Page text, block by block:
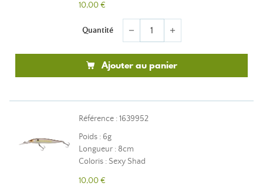
10,00 €
Quantité remove add
Ajouter au panier
Référence : 1639952
Poids : 6g
Longueur : 8cm
Coloris : Sexy Shad
10,00 €